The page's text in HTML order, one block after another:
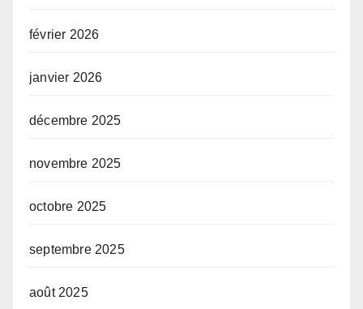
février 2026
janvier 2026
décembre 2025
novembre 2025
octobre 2025
septembre 2025
août 2025